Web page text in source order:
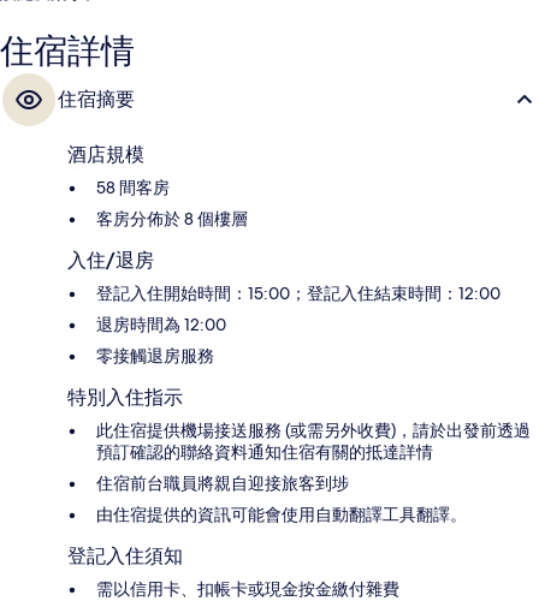
住宿詳情
住宿摘要
酒店規模
58 間客房
客房分佈於 8 個樓層
入住/退房
登記入住開始時間：15:00；登記入住結束時間：12:00
退房時間為 12:00
零接觸退房服務
特別入住指示
此住宿提供機場接送服務 (或需另外收費)，請於出發前透過
預訂確認的聯絡資料通知住宿有關的抵達詳情
住宿前台職員將親自迎接旅客到埗
由住宿提供的資訊可能會使用自動翻譯工具翻譯。
登記入住須知
需以信用卡、扣帳卡或現金按金繳付雜費